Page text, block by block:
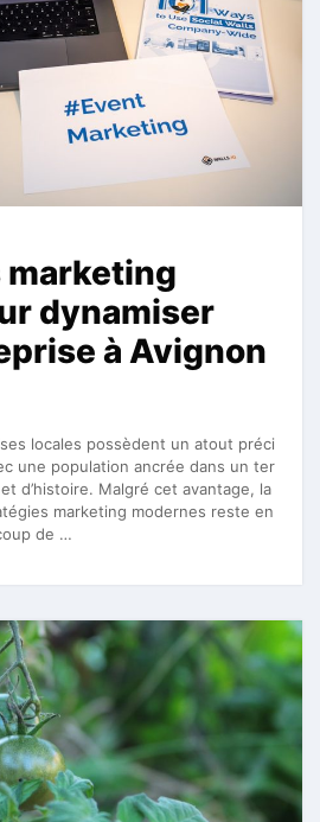
dynamiser
à Avignon
locales possèdent un atout préci
une population ancrée dans un ter
d’histoire. Malgré cet avantage, la
marketing modernes reste en
de …